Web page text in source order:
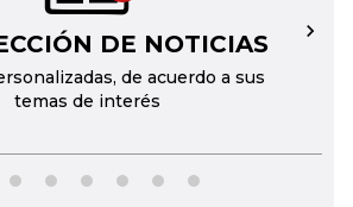
DE NOTICIAS
de acuerdo a sus
temas de interés
→